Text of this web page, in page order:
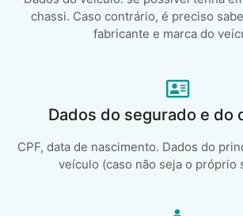
chassi. Caso contrário, é preciso
fabricante e marca do
Dados do segurado e do
CPF, data de nascimento. Dados do
veículo (caso não seja o próprio